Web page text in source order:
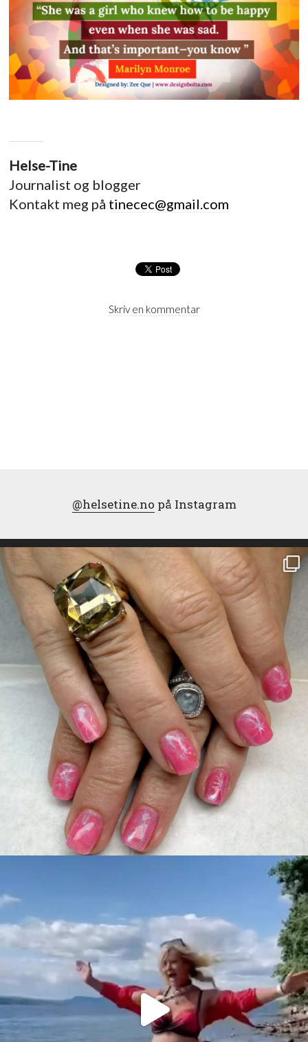
Helse-Tine
Journalist og blogger
Kontakt meg på tinecec@gmail.com
Skriv en kommentar
@helsetine.no på Instagram